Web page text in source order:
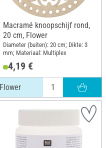
Macramé knoopschijf rond,
20 cm, Flower
Diameter (buiten): 20 cm; Dikte: 3
mm; Materiaal: Multiplex
4,19 €
Flower